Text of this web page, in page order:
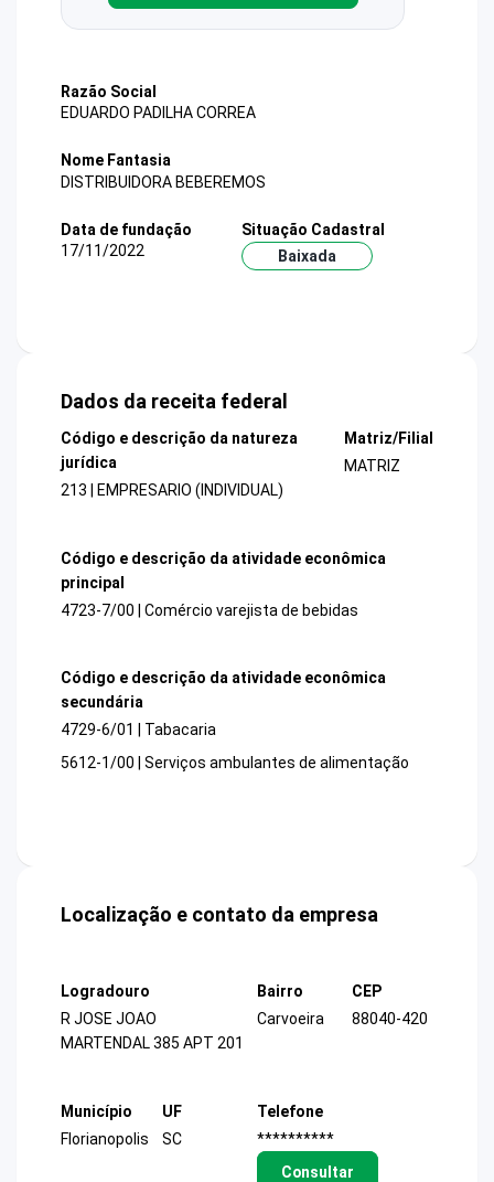
Razão Social
EDUARDO PADILHA CORREA
Nome Fantasia
DISTRIBUIDORA BEBEREMOS
Data de fundação
17/11/2022
Situação Cadastral
Baixada
Dados da receita federal
Código e descrição da natureza
jurídica
213 | EMPRESARIO (INDIVIDUAL)
Matriz/Filial
MATRIZ
Código e descrição da atividade econômica
principal
4723-7/00 | Comércio varejista de bebidas
Código e descrição da atividade econômica
secundária
4729-6/01 | Tabacaria
5612-1/00 | Serviços ambulantes de alimentação
Localização e contato da empresa
Logradouro
R JOSE JOAO
MARTENDAL 385 APT 201
Bairro
Carvoeira
CEP
88040-420
Município
Florianopolis
UF
SC
Telefone
**********
Consultar